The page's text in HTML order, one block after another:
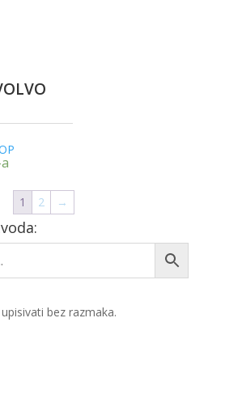
1 2 →
bez razmaka.